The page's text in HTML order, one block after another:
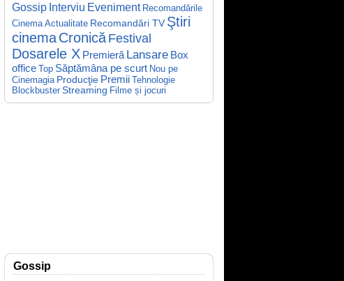
Gossip Interviu Eveniment Recomandările
Cinema Actualitate Recomandări TV Ştiri
cinemaCronicăFestival
Dosarele X Premieră Lansare Box
office Top Săptămâna pe scurt Nou pe
Cinemagia Producţie Premii Tehnologie
Blockbuster Streaming Filme și jocuri
Gossip